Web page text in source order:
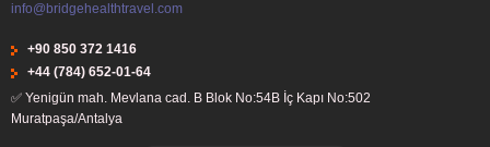
info@bridgehealthtravel.com
+90 850 372 1416
+44 (784) 652-01-64
✅ Yenigün mah. Mevlana cad. B Blok No:54B İç Kapı No:502
Muratpaşa/Antalya